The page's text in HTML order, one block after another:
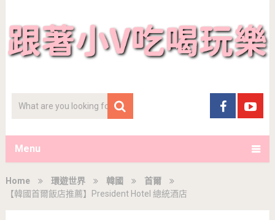
Menu
Home 環遊世界 韓國
首爾
【韓國首爾飯店推薦】President Hotel 總統酒店